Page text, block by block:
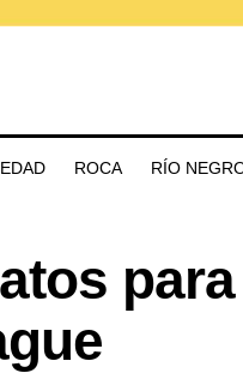
ROCA RÍO